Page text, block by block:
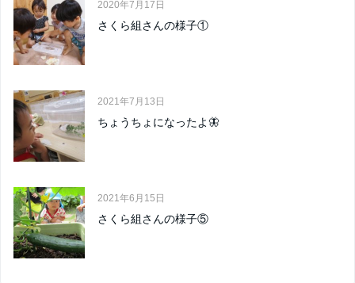
2020年7月17日
さくら組さんの様子①
2021年7月13日
ちょうちょになったよ🦋
2021年6月15日
さくら組さんの様子⑤